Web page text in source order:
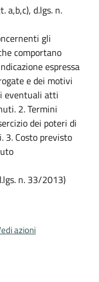
a,b,c), d.lgs. n.
gli
comportano
espressa
e dei motivi
eventuali atti
2. Termini
dei poteri di
3. Costo previsto
n. 33/2013)
azioni